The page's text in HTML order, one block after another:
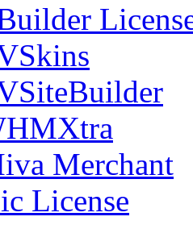
Merchant
License